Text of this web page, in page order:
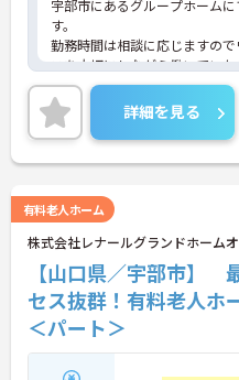
宇部市にあるグループホーム
す。
勤務時間は相談に応じますの
スを大切にしながら働いてい
また、最寄駅より徒歩圏内に
勤も可能と通勤も便利です♪
ご興味がある方は是非一度マ
せください。さらに詳細など
詳細を見る
有料老人ホーム
株式会社レナールグランドホーム
【山口県／宇部市】
セス抜群！有料老人ホ
＜パート＞